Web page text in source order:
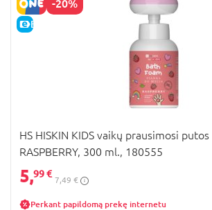
-20%
E-KAINA
HS HISKIN KIDS vaikų prausimosi putos
RASPBERRY, 300 ml., 180555
5,99 €
7,49 €
Perkant papildomą prekę internetu